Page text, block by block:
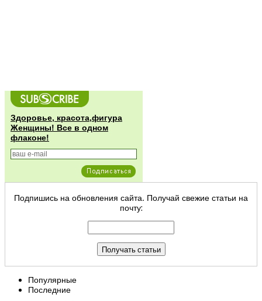
Здоровье, красота,фигура
Женщины! Все в одном
флаконе!
Подпишись на обновления сайта. Получай свежие статьи на
почту:
Популярные
Последние